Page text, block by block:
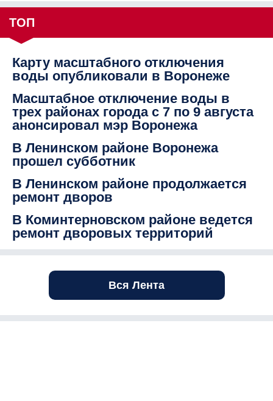
ТОП
Карту масштабного отключения
воды опубликовали в Воронеже
Масштабное отключение воды в
трех районах города с 7 по 9 августа
анонсировал мэр Воронежа
В Ленинском районе Воронежа
прошел субботник
В Ленинском районе продолжается
ремонт дворов
В Коминтерновском районе ведется
ремонт дворовых территорий
Вся Лента